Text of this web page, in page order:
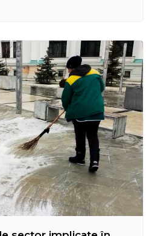
această ocazie, au fost
pentru anul în curs,
preliminare, identificarea…